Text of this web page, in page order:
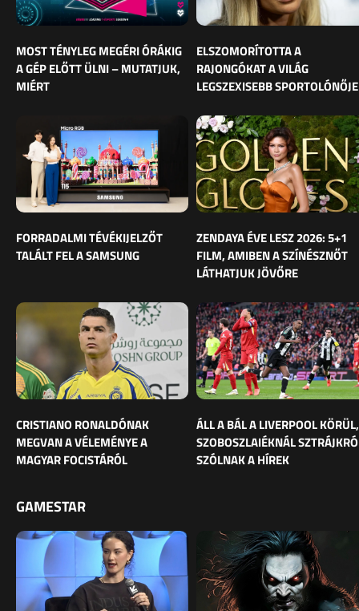
MOST TÉNYLEG MEGÉRI ÓRÁKIG
A GÉP ELŐTT ÜLNI – MUTATJUK,
MIÉRT
ELSZOMORÍTOTTA A
RAJONGÓKAT A VILÁG
LEGSZEXISEBB SPORTOLÓNŐJE
FORRADALMI TÉVÉKIJELZŐT
TALÁLT FEL A SAMSUNG
ZENDAYA ÉVE LESZ 2026: 5+1
FILM, AMIBEN A SZÍNÉSZNŐT
LÁTHATJUK JÖVŐRE
CRISTIANO RONALDÓNAK
MEGVAN A VÉLEMÉNYE A
MAGYAR FOCISTÁRÓL
ÁLL A BÁL A LIVERPOOL KÖRÜL,
SZOBOSZLAIÉKNÁL
SZÓLNAK A HÍREK
GAMESTAR